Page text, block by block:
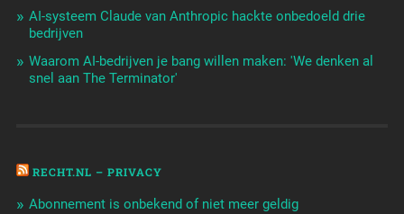
AI-systeem Claude van Anthropic hackte onbedoeld drie
bedrijven
Waarom AI-bedrijven je bang willen maken: 'We denken al
snel aan The Terminator'
RECHT.NL – PRIVACY
Abonnement is onbekend of niet meer geldig